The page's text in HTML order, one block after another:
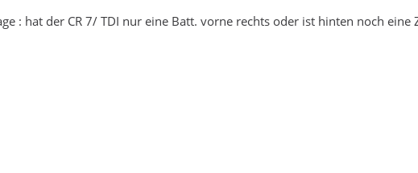
: hat der CR 7/ TDI nur eine Batt. vorne rechts oder ist hinten noch